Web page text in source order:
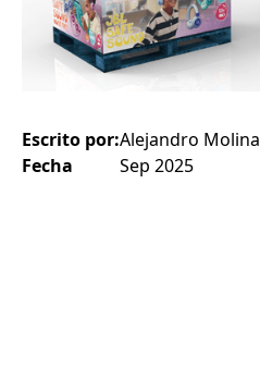
Escrito por:
Fecha
Alejandro Molina
Sep 2025